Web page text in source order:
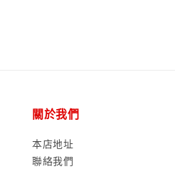
關於我們
本店地址
聯絡我們